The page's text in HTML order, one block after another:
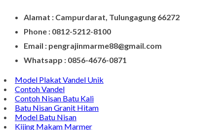
Alamat : Campurdarat, Tulungagung 66272
Phone : 0812-5212-8100
Email : pengrajinmarme88@gmail.com
Whatsapp : 0856-4676-0871
Model Plakat Vandel Unik
Contoh Vandel
Contoh Nisan Batu Kali
Batu Nisan Granit Hitam
Model Batu Nisan
Kijing Makam Marmer